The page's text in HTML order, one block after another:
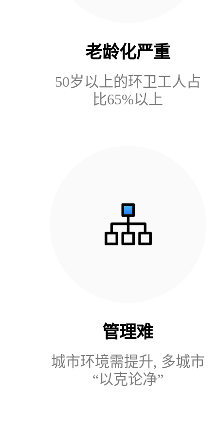
老龄化严重
50岁以上的环卫工人占
比65%以上
管理难
城市环境需提升, 多城市
“以克论净”